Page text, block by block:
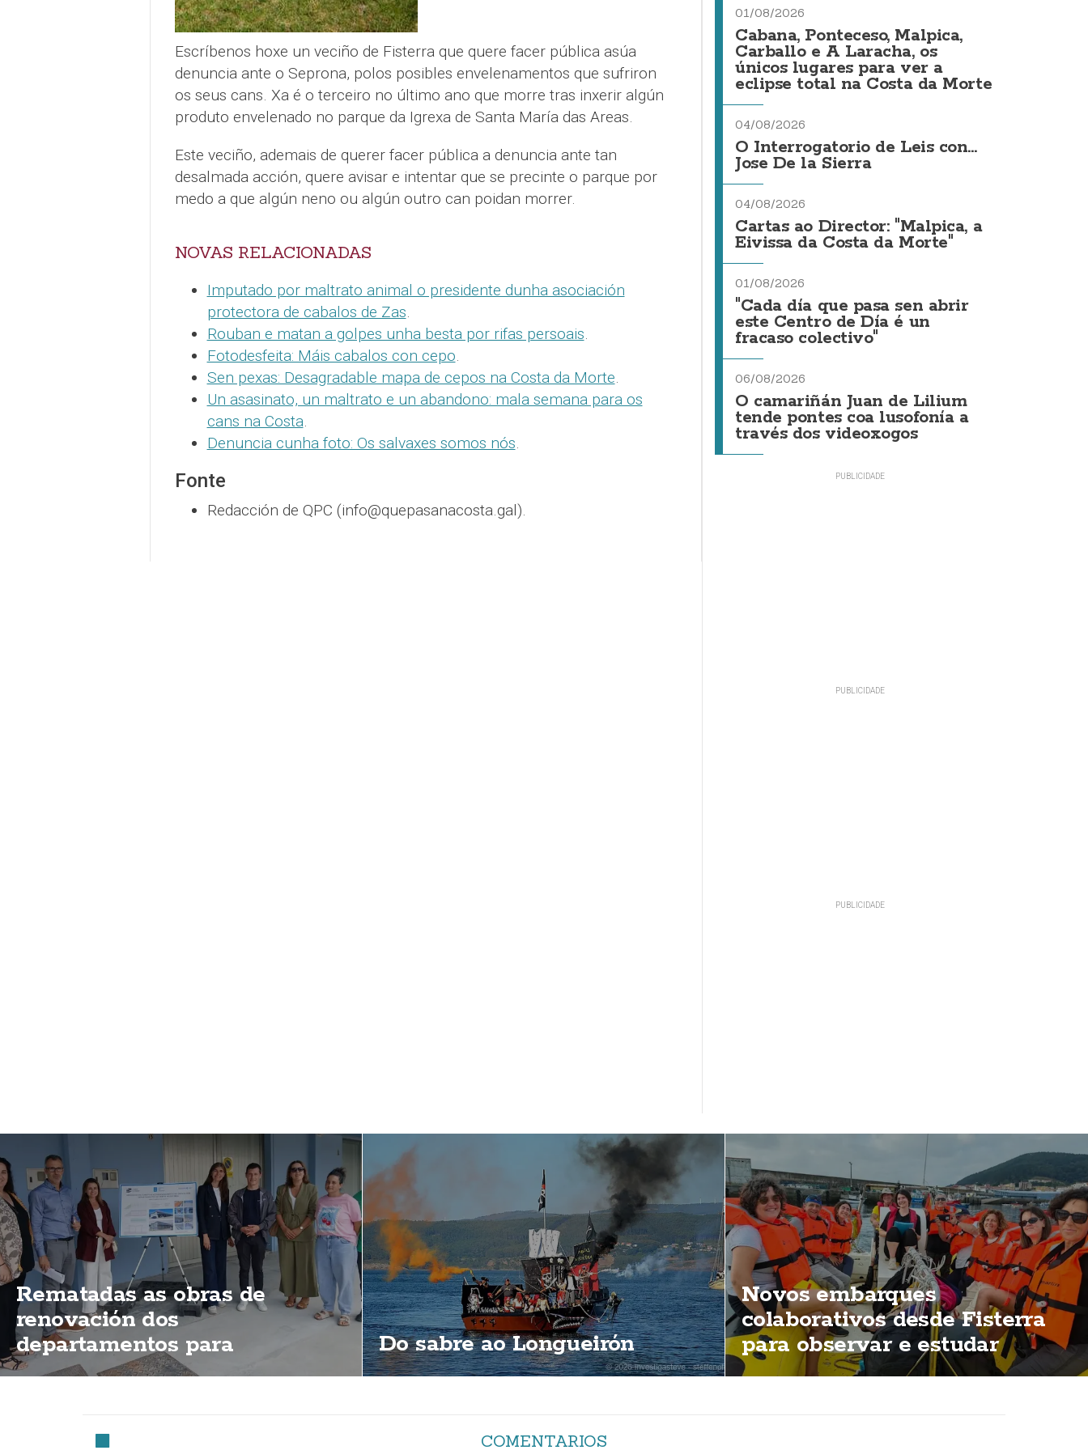
Escríbenos hoxe un veciño de Fisterra que quere facer pública asúa
denuncia ante o Seprona, polos posibles envelenamentos que sufriron
os seus cans. Xa é o terceiro no último ano que morre tras inxerir algún
produto envelenado no parque da Igrexa de Santa María das Areas.
Este veciño, ademais de querer facer pública a denuncia ante tan
desalmada acción, quere avisar e intentar que se precinte o parque por
medo a que algún neno ou algún outro can poidan morrer.
NOVAS RELACIONADAS
Imputado por maltrato animal o presidente dunha asociación
protectora de cabalos de Zas.
Rouban e matan a golpes unha besta por rifas persoais.
Fotodesfeita: Máis cabalos con cepo.
Sen pexas: Desagradable mapa de cepos na Costa da Morte.
Un asasinato, un maltrato e un abandono: mala semana para os
cans na Costa.
Denuncia cunha foto: Os salvaxes somos nós.
Fonte
Redacción de QPC (info@quepasanacosta.gal).
01/08/2026
Cabana, Ponteceso, Malpica,
Carballo e A Laracha, os
únicos lugares para ver a
eclipse total na Costa da Morte
04/08/2026
O Interrogatorio de Leis con...
Jose De la Sierra
04/08/2026
Cartas ao Director: "Malpica, a
Eivissa da Costa da Morte"
01/08/2026
"Cada día que pasa sen abrir
este Centro de Día é un
fracaso colectivo"
06/08/2026
O camariñán Juan de Lilium
tende pontes coa lusofonía a
través dos videoxogos
Rematadas as obras de
renovación dos
departamentos para
mariñeiros do porto de
Do sabre ao Longueirón
Novos embarques
colaborativos desde Fisterra
para observar e estudar
cetáceos
COMENTARIOS